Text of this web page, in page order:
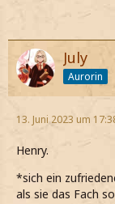
July
Aurorin
13. Juni 2023 um
Henry.
*sich ein
als sie das Fach